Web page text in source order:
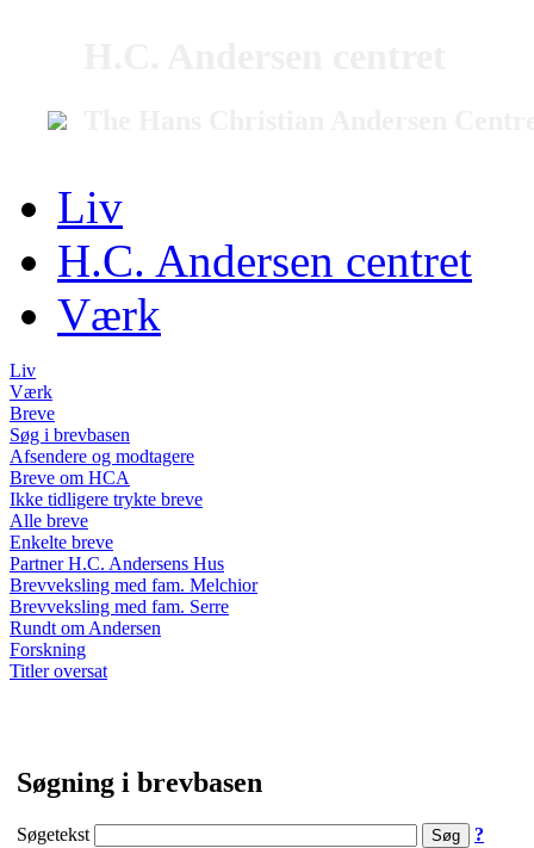
Liv
H.C. Andersen centret
Værk
Liv
Værk
Breve
Søg i brevbasen
Afsendere og modtagere
Breve om HCA
Ikke tidligere trykte breve
Alle breve
Enkelte breve
Partner H.C. Andersens Hus
Brevveksling med fam. Melchior
Brevveksling med fam. Serre
Rundt om Andersen
Forskning
Titler oversat
Søgning i brevbasen
Søgetekst ?